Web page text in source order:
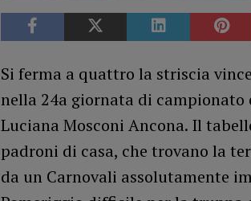
Si ferma a quattro la striscia
nella 24a giornata di campionato
Luciana Mosconi Ancona. Il
padroni di casa, che trovano la
da un Carnovali assolutamente